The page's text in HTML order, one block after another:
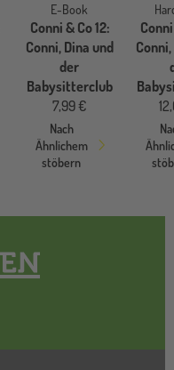
E-Book
Conni & Co 12:
Conni, Dina und
der
Babysitterclub
7,99 €
Nach
Ähnlichem
stöbern